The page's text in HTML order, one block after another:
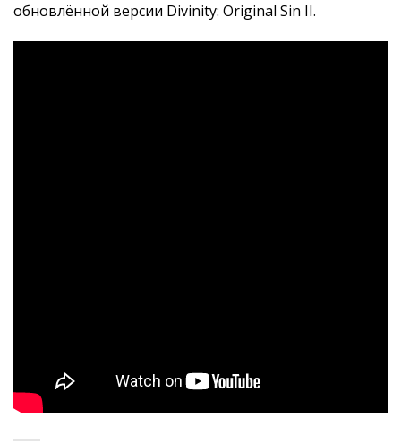
обновлённой версии Divinity: Original Sin II.